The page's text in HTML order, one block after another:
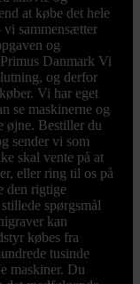
at købe det hele
sammensætter
og
Danmark Vi
og derfor
Vi har eget
se maskinerne og
øjne. Bestiller du
sender vi som
skal vente på at
eller ring til os på
den rigtige
spørgsmål
kan
købes fra
tusinde
maskiner. Du